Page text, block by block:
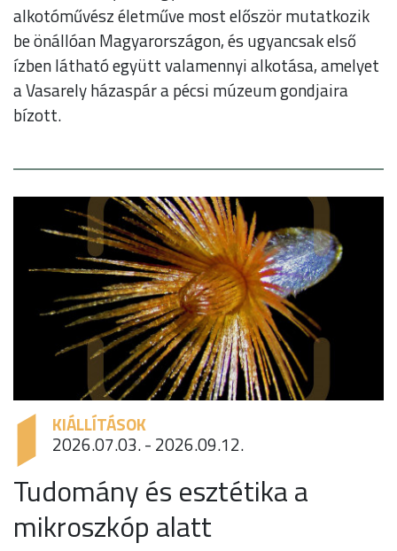
alkotóművész életműve most először mutatkozik
be önállóan Magyarországon, és ugyancsak első
ízben látható együtt valamennyi alkotása, amelyet
a Vasarely házaspár a pécsi múzeum gondjaira
bízott.
KIÁLLÍTÁSOK
2026.07.03. - 2026.09.12.
Tudomány és esztétika a
mikroszkóp alatt